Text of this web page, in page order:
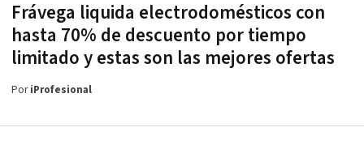
Frávega liquida electrodomésticos con
hasta 70% de descuento por tiempo
limitado y estas son las mejores ofertas
PoriProfesional